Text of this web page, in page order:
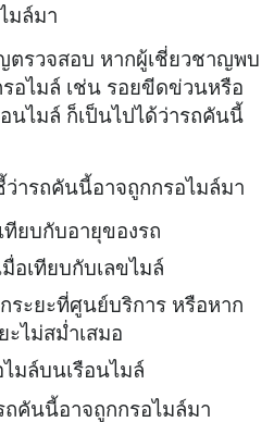
มล์มา
ตรวจสอบ หากผู้เชี่ยวชาญพบ
อไมล์ เช่น รอยขีดข่วนหรือ
นไมล์ ก็เป็นไปได้ว่ารถคันนี้
ารถคันนี้อาจถูกกรอไมล์มา
ทียบกับอายุของรถ
อเทียบกับเลขไมล์
ระยะที่ศูนย์บริการ หรือหาก
ะไม่สม่ำเสมอ
มล์บนเรือนไมล์
คันนี้อาจถูกกรอไมล์มา